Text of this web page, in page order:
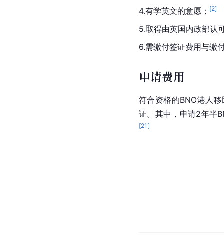
4.有学英文的意愿； [2]
5.取得由英国内政部认
6.需缴付签证费用与缴
申请费用
符合资格的BNO港人
证。其中，申请2年半
[21 ]